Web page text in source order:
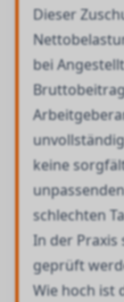
Dieser
bei
keine
schlechten
In der
geprüft
Wie hoch ist